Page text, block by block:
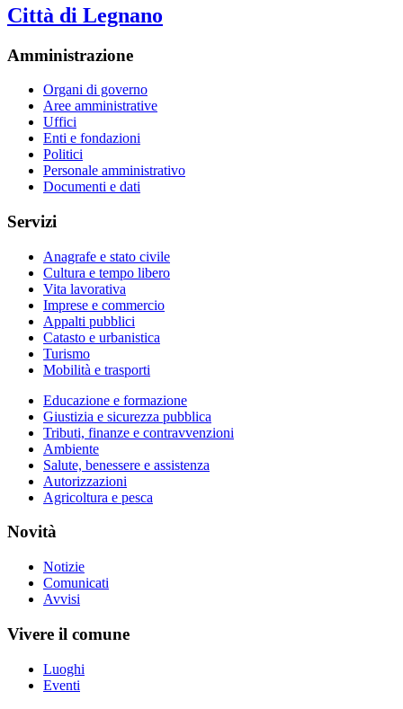
Città di Legnano
Amministrazione
Organi di governo
Aree amministrative
Uffici
Enti e fondazioni
Politici
Personale amministrativo
Documenti e dati
Servizi
Anagrafe e stato civile
Cultura e tempo libero
Vita lavorativa
Imprese e commercio
Appalti pubblici
Catasto e urbanistica
Turismo
Mobilità e trasporti
Educazione e formazione
Giustizia e sicurezza pubblica
Tributi, finanze e contravvenzioni
Ambiente
Salute, benessere e assistenza
Autorizzazioni
Agricoltura e pesca
Novità
Notizie
Comunicati
Avvisi
Vivere il comune
Luoghi
Eventi